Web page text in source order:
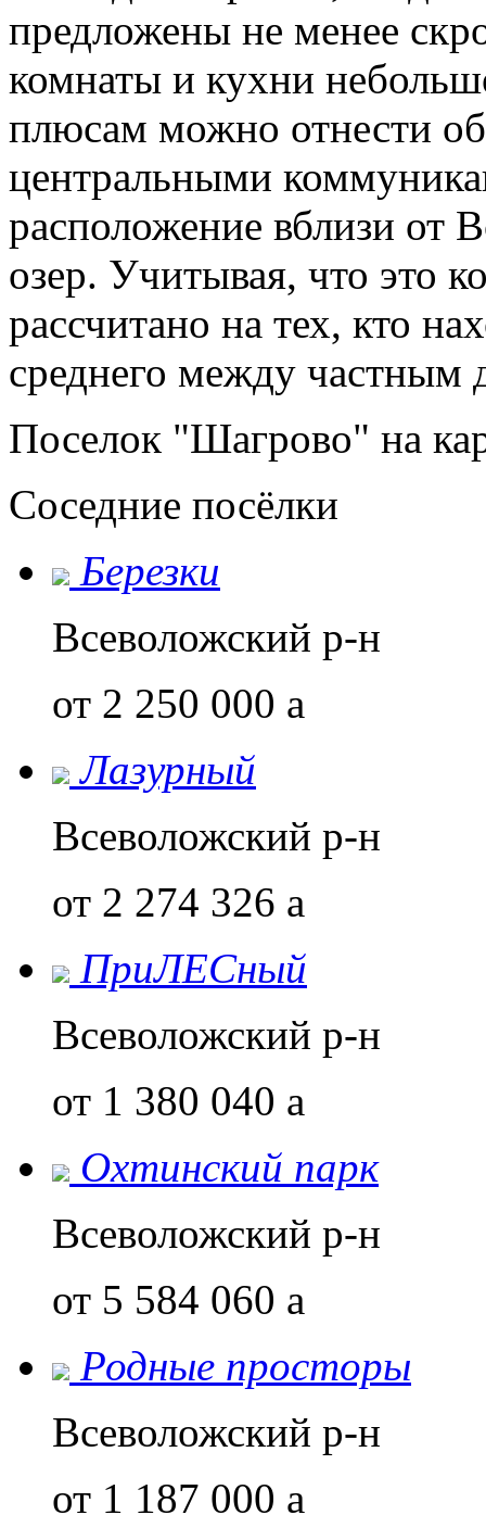
предложены не менее
комнаты и кухни
плюсам можно отнести
центральными
расположение вблизи от
озер. Учитывая, что это
рассчитано на тех, кто
среднего между частным
Поселок "Шагрово" на
Соседние посёлки
Березки
Всеволожский р-н
от 2 250 000 a
Лазурный
Всеволожский р-н
от 2 274 326 a
ПриЛЕСный
Всеволожский р-н
от 1 380 040 a
Охтинский парк
Всеволожский р-н
от 5 584 060 a
Родные просторы
Всеволожский р-н
от 1 187 000 a